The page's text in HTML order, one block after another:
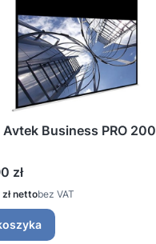
Avtek Business PRO 200
zł
bez VAT